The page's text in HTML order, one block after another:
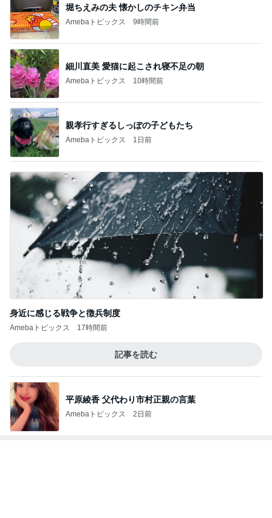
堀ちえみの夫 懐かしのチキン弁当
Amebaトピックス 9時間前
細川直美 愛猫に起こされ寝不足の朝
Amebaトピックス 10時間前
親孝行すぎるしっぽの子どもたち
Amebaトピックス 1日前
身近に感じる戦争と徴兵制度
Amebaトピックス 17時間前
記事を読む
平原綾香 父代わり市村正親の言葉
Amebaトピックス 2日前